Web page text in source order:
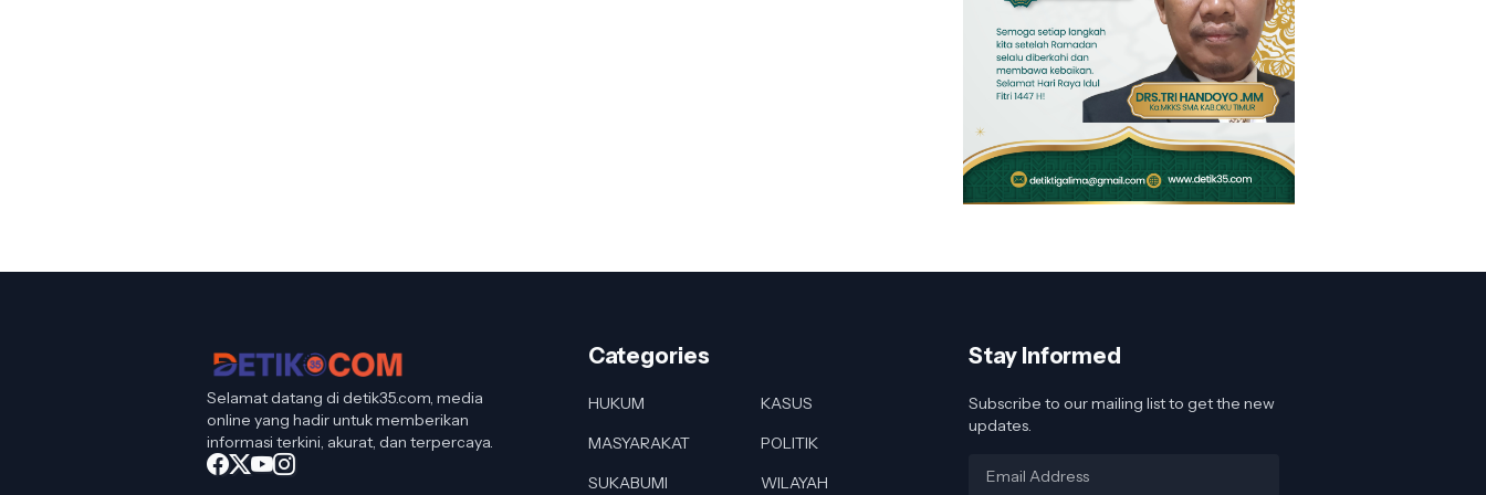
Selamat datang di detik35.com, media
online yang hadir untuk memberikan
informasi terkini, akurat, dan terpercaya.
Categories
HUKUM
KASUS
MASYARAKAT
POLITIK
SUKABUMI
WILAYAH
Stay Informed
Subscribe to our mailing list to get the new
updates.